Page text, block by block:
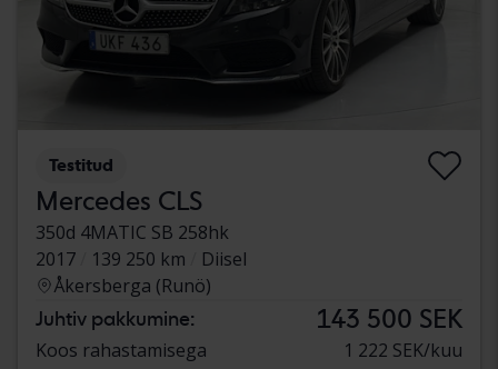
Testitud
Mercedes CLS
350d 4MATIC SB 258hk
2017
139 250 km
Diisel
Åkersberga (Runö)
Juhtiv pakkumine: 143 500 SEK
Koos rahastamisega 1 222 SEK/kuu